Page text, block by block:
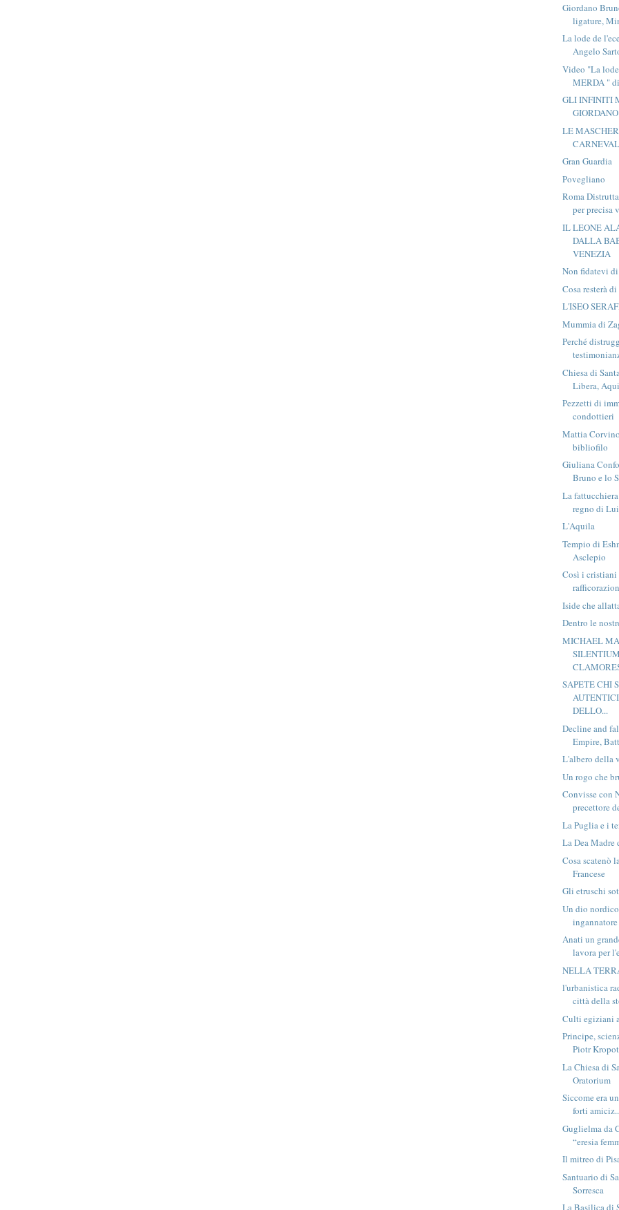
Giordano
ligature,
La lode de
Angelo
Video "La
MERDA "
GLI INFINITI
LE
Gran Guardia
Povegliano
Roma
per precisa
IL LEONE
DALLA
VENEZIA
Non fidatevi
Cosa resterà
L'ISEO
Mummia di
Perché
Chiesa di
Libera,
Pezzetti di
condottieri
Mattia
bibliofilo
Giuliana
Bruno e lo
La
regno di
L'Aquila
Tempio di
Asclepio
Così i
Iside che
Dentro le
MICHAEL
SAPETE CHI
DELLO...
Decline and
Empire,
L'albero della
Un rogo che
Convisse con
precettore
La Puglia e i
La Dea Madre
Cosa scatenò
Francese
Gli etruschi
Un dio
ingannatore
Anati un
lavora per
NELLA
l'urbanistica
città della
Culti egiziani
Principe,
Piotr
La Chiesa di
Oratorium
Siccome era
forti
Guglielma da
“eresia
Il mitreo di
Santuario di
Sorresca
La Basilica di